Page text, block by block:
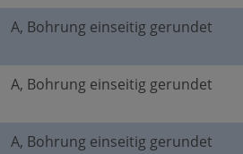
A, Bohrung einseitig gerundet
A, Bohrung einseitig gerundet
A, Bohrung einseitig gerundet